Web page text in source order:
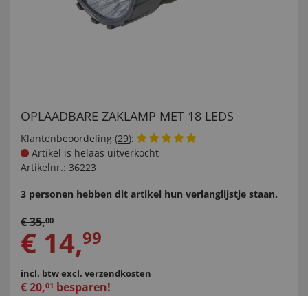
OPLAADBARE ZAKLAMP MET 18 LEDS
Klantenbeoordeling (29):
Artikel is helaas uitverkocht
Artikelnr.: 36223
3 personen hebben dit artikel hun verlanglijstje staan.
€35,00
€ 14,99
incl. btwexcl. verzendkosten
€20,01 besparen!